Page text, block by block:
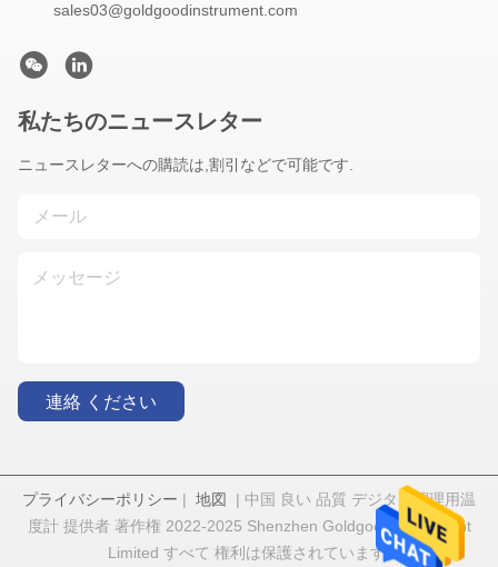
sales03@goldgoodinstrument.com
私たちのニュースレター
ニュースレターへの購読は,割引などで可能です.
連絡 ください
プライバシーポリシー | 地図
| 中国 良い 品質 デジタル調理用温
度計 提供者 著作権 2022-2025 Shenzhen Goldgood Instrument
Limited すべて 権利は保護されています.